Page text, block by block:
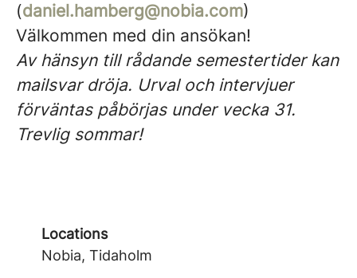
(daniel.hamberg@nobia.com)
Välkommen med din ansökan!
Av hänsyn till rådande semestertider kan
mailsvar dröja. Urval och intervjuer
förväntas påbörjas under vecka 31.
Trevlig sommar!
Locations
Nobia, Tidaholm